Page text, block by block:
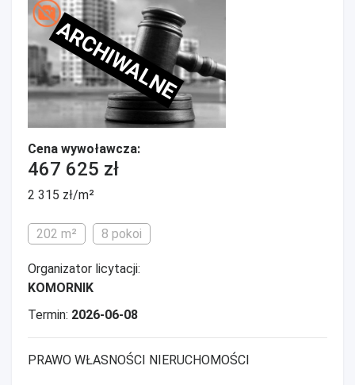
ARCHIWALNE
Cena wywoławcza:
467 625 zł
2 315 zł/m²
202 m² 8 pokoi
Organizator licytacji:
KOMORNIK
Termin: 2026-06-08
PRAWO WŁASNOŚCI NIERUCHOMOŚCI